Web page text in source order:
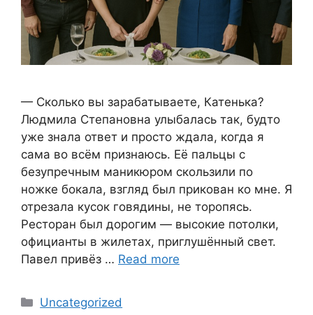
— Сколько вы зарабатываете, Катенька?
Людмила Степановна улыбалась так, будто
уже знала ответ и просто ждала, когда я
сама во всём признаюсь. Её пальцы с
безупречным маникюром скользили по
ножке бокала, взгляд был прикован ко мне. Я
отрезала кусок говядины, не торопясь.
Ресторан был дорогим — высокие потолки,
официанты в жилетах, приглушённый свет.
Павел привёз … Read more
Categories
Uncategorized